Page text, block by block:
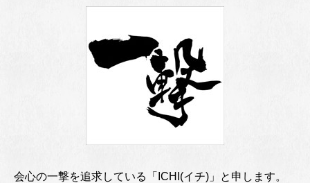
会心の一撃を追求している「ICHI(イチ)」と申します。